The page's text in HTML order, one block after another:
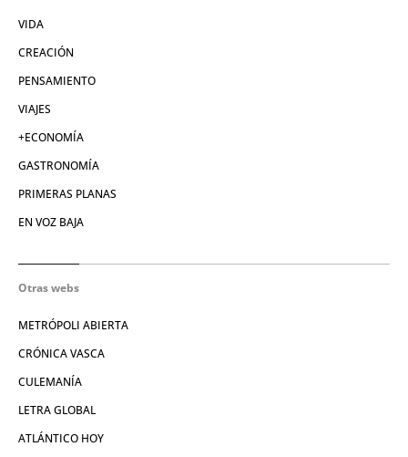
VIDA
CREACIÓN
PENSAMIENTO
VIAJES
+ECONOMÍA
GASTRONOMÍA
PRIMERAS PLANAS
EN VOZ BAJA
Otras webs
METRÓPOLI ABIERTA
CRÓNICA VASCA
CULEMANÍA
LETRA GLOBAL
ATLÁNTICO HOY